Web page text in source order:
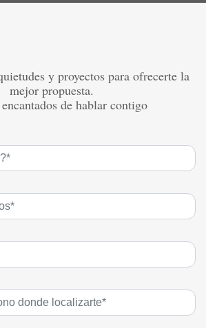
y proyectos para ofrecerte la
mejor propuesta.
de hablar contigo